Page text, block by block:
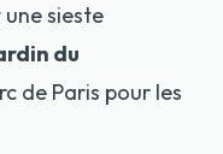
sieste
du
de Paris pour les